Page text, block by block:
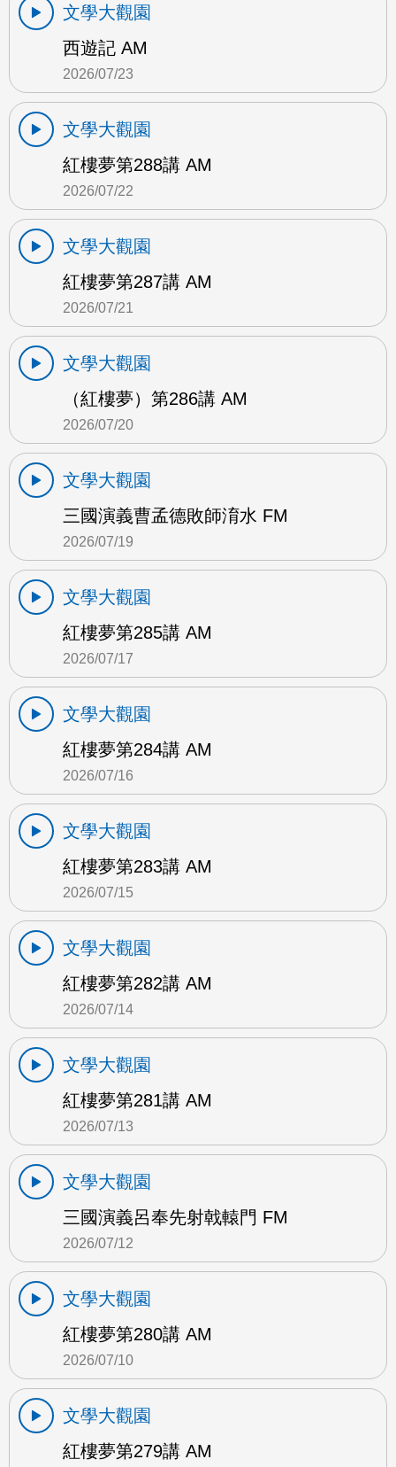
文學大觀園
西遊記 AM
2026/07/23
文學大觀園
紅樓夢第288講 AM
2026/07/22
文學大觀園
紅樓夢第287講 AM
2026/07/21
文學大觀園
（紅樓夢）第286講 AM
2026/07/20
文學大觀園
三國演義曹孟德敗師淯水 FM
2026/07/19
文學大觀園
紅樓夢第285講 AM
2026/07/17
文學大觀園
紅樓夢第284講 AM
2026/07/16
文學大觀園
紅樓夢第283講 AM
2026/07/15
文學大觀園
紅樓夢第282講 AM
2026/07/14
文學大觀園
紅樓夢第281講 AM
2026/07/13
文學大觀園
三國演義呂奉先射戟轅門 FM
2026/07/12
文學大觀園
紅樓夢第280講 AM
2026/07/10
文學大觀園
紅樓夢第279講 AM